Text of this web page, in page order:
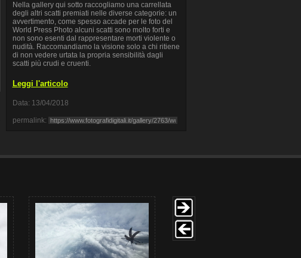
Nella gallery qui sotto raccogliamo una carrellata
degli altri scatti premiati nelle diverse categorie: un
avvertimento, come spesso accade per le foto del
World Press Photo alcuni scatti sono molto forti e
non sono esenti dal rappresentare morti violente o
nudità. Raccomandiamo la visione solo a chi ritiene
di non vedere urtata la propria sensibilità dagli
scatti più crudi e cruenti.
Leggi l'articolo
Data: 13/04/2018
permalink: